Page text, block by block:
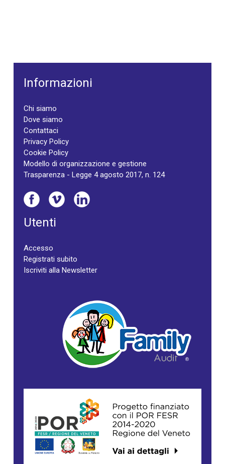
Informazioni
Chi siamo
Dove siamo
Contattaci
Privacy Policy
Cookie Policy
Modello di organizzazione e gestione
Trasparenza - Legge 4 agosto 2017, n. 124
Utenti
Accesso
Registrati subito
Iscriviti alla Newsletter